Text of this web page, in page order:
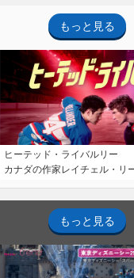
もっと見る
ヒーテッド・ライバルリー
カナダの作家レイチェル・リ
もっと見る